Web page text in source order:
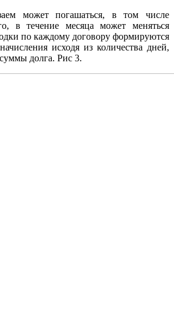
может погашаться, в том числе
в течение месяца может меняться
по каждому договору формируются
исходя из количества дней,
долга. Рис 3.